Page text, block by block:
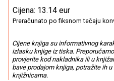
Cijena: 13.14 eur
Preračunato po fiksnom tečaju
Cijene knjiga su informativnog
izlasku knjige iz tiska.
provjerite kod nakladnika ili u
bave prodajom knjiga, potražite ih
knjižnicama.